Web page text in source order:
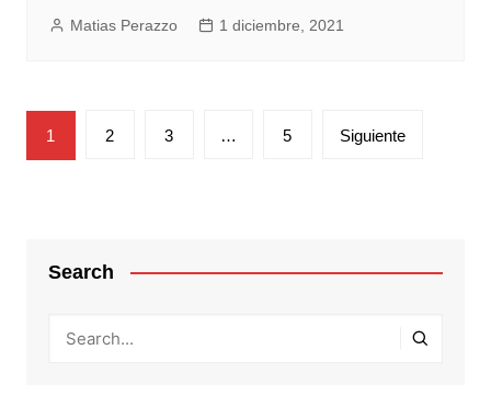
Matias Perazzo 1 diciembre, 2021
Paginación
de
1 2 3 … 5 Siguiente
Search